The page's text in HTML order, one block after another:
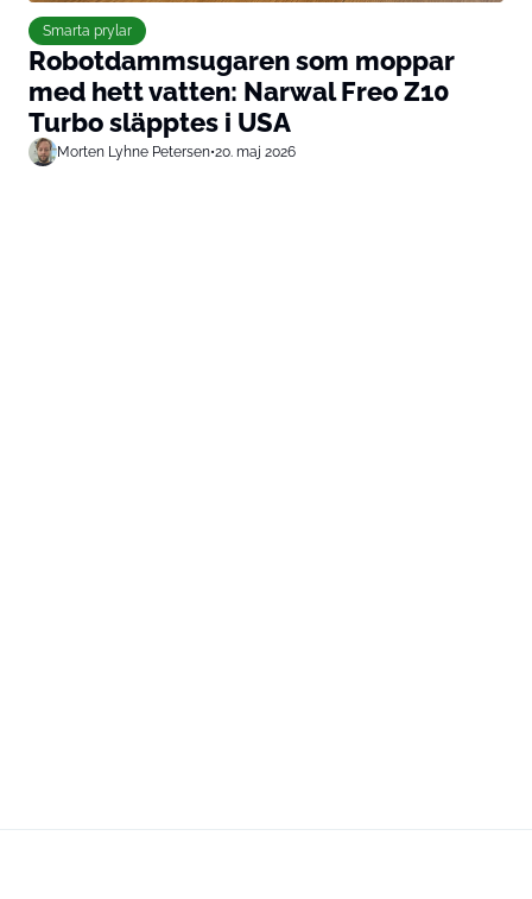
Smarta prylar
Robotdammsugaren som moppar
med hett vatten: Narwal Freo Z10
Turbo släpptes i USA
Morten Lyhne Petersen•20. maj 2026